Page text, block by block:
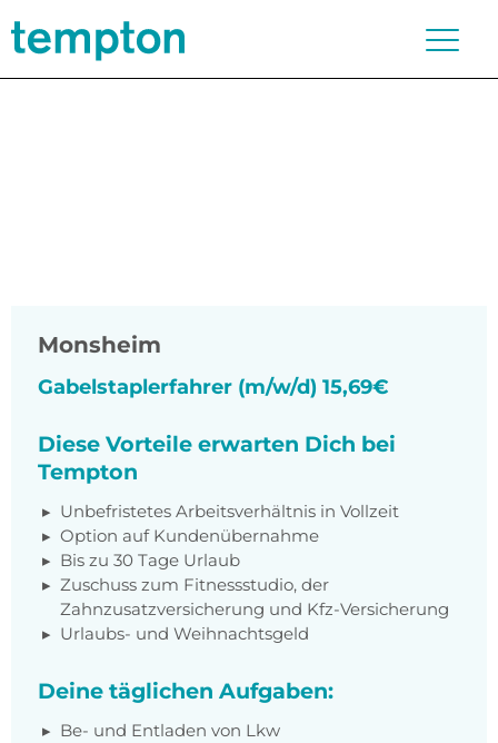
Monsheim
Gabelstaplerfahrer (m/w/d) 15,69€
Diese Vorteile erwarten Dich bei
Tempton
Unbefristetes Arbeitsverhältnis in Vollzeit
Option auf Kundenübernahme
Bis zu 30 Tage Urlaub
Zuschuss zum Fitnessstudio, der
Zahnzusatzversicherung und Kfz-Versicherung
Urlaubs- und Weihnachtsgeld
Deine täglichen Aufgaben:
Be- und Entladen von Lkw